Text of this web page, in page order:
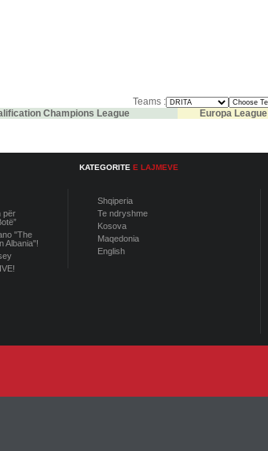
Teams :
Champions League Europa League
për
"The
Albania"!
KATEGORITE E LAJMEVE
Shqiperia
Te ndryshme
Kosova
Maqedonia
English